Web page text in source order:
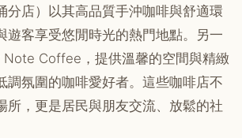
分店）以其高品質手沖咖啡與舒適環
遊客享受悠閒時光的熱門地點。另一
Coffee，提供溫馨的空間與精緻
調氛圍的咖啡愛好者。這些咖啡店不
所，更是居民與朋友交流、放鬆的社